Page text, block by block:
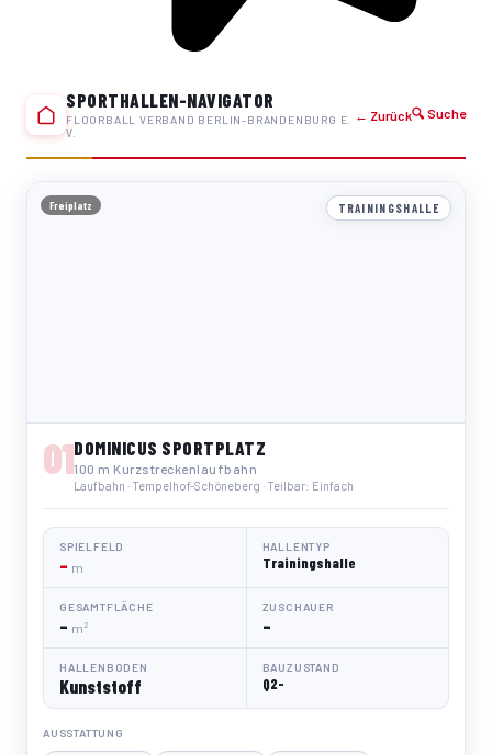
SPORTHALLEN-NAVIGATOR
FLOORBALL VERBAND BERLIN-BRANDENBURG E.
V.
← Zurück🔍 Suche
TRAININGSHALLE
Freiplatz
01DOMINICUS SPORTPLATZ
100 m Kurzstreckenlaufbahn
Laufbahn · Tempelhof-Schöneberg · Teilbar: Einfach
SPIELFELD
– m
HALLENTYP
Trainingshalle
GESAMTFLÄCHE
– m²
ZUSCHAUER
–
HALLENBODEN
Kunststoff
BAUZUSTAND
Q2-
AUSSTATTUNG